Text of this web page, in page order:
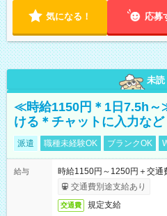
気になる！ 応募
未読
≪時給1150円＊1日7.5h～
ける＊チャットに入力など
派遣 職種未経験OK ブランクOK
給与
時給1150円～1250円＋交
交通費別途支給あり
交通費 規定支給